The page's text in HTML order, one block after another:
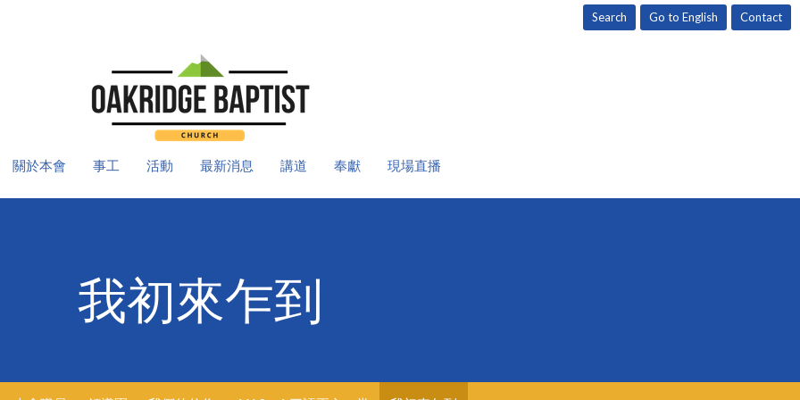
Search Go to English Contact
關於本會 事工 活動 最新消息 講道 奉獻 現場直播
我初來乍到